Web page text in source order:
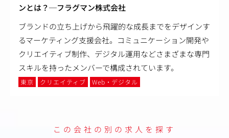
ンとは？─フラグマン株式会社
ブランドの立ち上げから飛躍的な成長までをデザインす
るマーケティング支援会社。コミュニケーション開発や
クリエイティブ制作、デジタル運用などさまざまな専門
スキルを持ったメンバーで構成されています。
東京 クリエイティブ Web・デジタル
この会社の別の求人を探す